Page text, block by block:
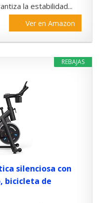
la estabilidad...
Ver en Amazon
REBAJAS
silenciosa con
bicicleta de